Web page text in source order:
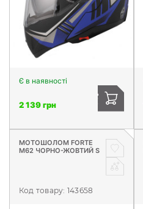
Є в наявності
2 139 грн
МОТОШОЛОМ FORTE
М62 ЧОРНО-ЖОВТИЙ S
Код товару: 143658